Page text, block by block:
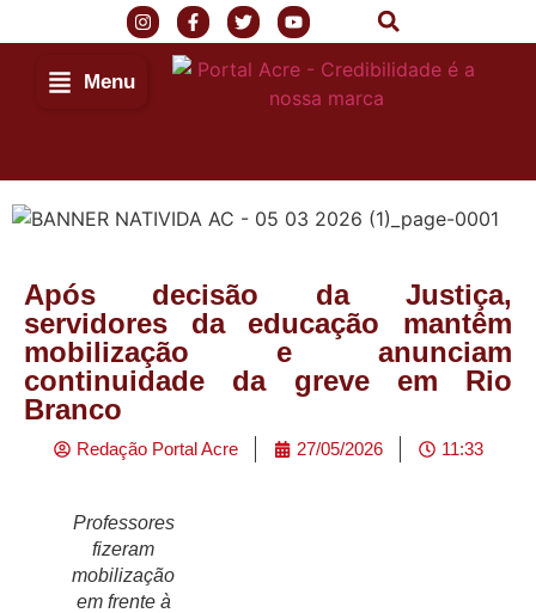
Menu
Após decisão da Justiça,
servidores da educação mantêm
mobilização e anunciam
continuidade da greve em Rio
Branco
Redação Portal Acre 27/05/2026 11:33
Professores
fizeram
mobilização
em frente à